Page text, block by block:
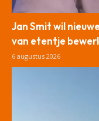
Jan Smit wil
van etentje
6 augustus 2026